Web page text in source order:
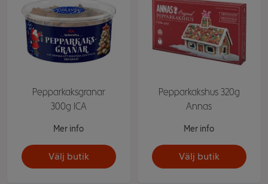
Pepparkaksgranar
300g ICA
Mer info
Välj butik
Pepparkakshus 320g
Annas
Mer info
Välj butik